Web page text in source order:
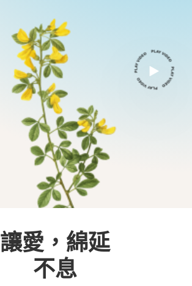
讓愛，綿延
不息